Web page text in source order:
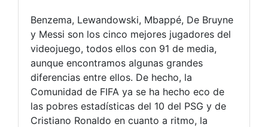
Benzema, Lewandowski, Mbappé, De Bruyne
y Messi son los cinco mejores jugadores del
videojuego, todos ellos con 91 de media,
aunque encontramos algunas grandes
diferencias entre ellos. De hecho, la
Comunidad de FIFA ya se ha hecho eco de
las pobres estadísticas del 10 del PSG y de
Cristiano Ronaldo en cuanto a ritmo, la